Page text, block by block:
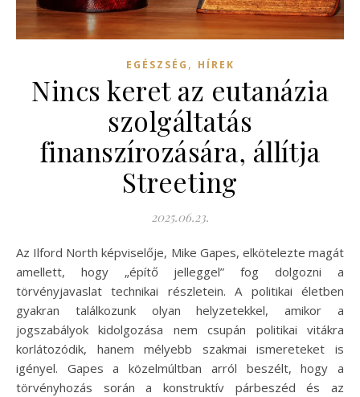
EGÉSZSÉG , HÍREK
Nincs keret az eutanázia
szolgáltatás
finanszírozására, állítja
Streeting
2025.06.23.
Az Ilford North képviselője, Mike Gapes, elkötelezte magát
amellett, hogy „építő jelleggel” fog dolgozni a
törvényjavaslat technikai részletein. A politikai életben
gyakran találkozunk olyan helyzetekkel, amikor a
jogszabályok kidolgozása nem csupán politikai vitákra
korlátozódik, hanem mélyebb szakmai ismereteket is
igényel. Gapes a közelmúltban arról beszélt, hogy a
törvényhozás során a konstruktív párbeszéd és az